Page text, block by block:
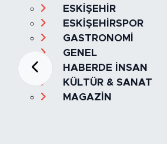
ESKİŞEHİR
ESKİŞEHİRSPOR
GASTRONOMİ
GENEL
HABERDE İNSAN
KÜLTÜR & SANAT
MAGAZİN